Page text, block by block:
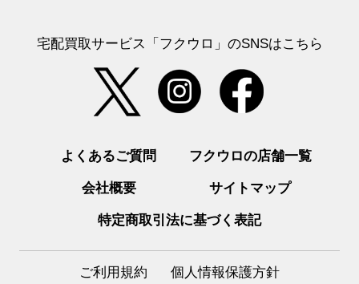
宅配買取サービス「フクウロ」のSNSはこちら
よくあるご質問 フクウロの店舗一覧
会社概要 サイトマップ
特定商取引法に基づく表記
ご利用規約 個人情報保護方針